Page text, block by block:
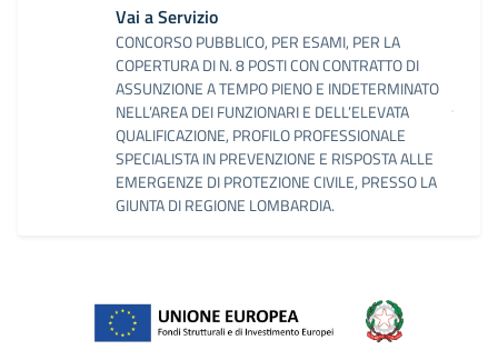
Vai a Servizio
CONCORSO PUBBLICO, PER ESAMI, PER LA
COPERTURA DI N. 8 POSTI CON CONTRATTO DI
ASSUNZIONE A TEMPO PIENO E INDETERMINATO
NELL’AREA DEI FUNZIONARI E DELL’ELEVATA
QUALIFICAZIONE, PROFILO PROFESSIONALE
SPECIALISTA IN PREVENZIONE E RISPOSTA ALLE
EMERGENZE DI PROTEZIONE CIVILE, PRESSO LA
GIUNTA DI REGIONE LOMBARDIA.